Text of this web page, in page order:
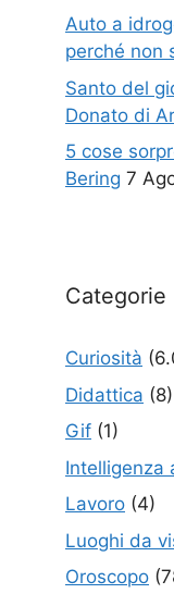
Auto a
perché non
Santo del
Donato di
5 cose
Bering 7
Categorie
Curiosità
Didattica (8)
Gif (1)
Intelligenza
Lavoro (4)
Luoghi da
Oroscopo